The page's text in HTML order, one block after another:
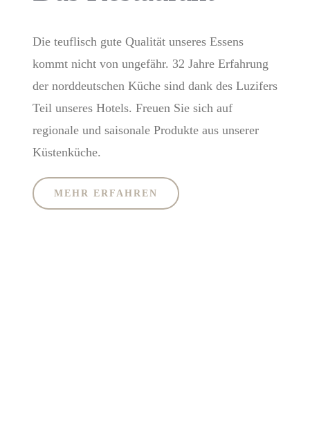
Die teuflisch gute Qualität unseres Essens
kommt nicht von ungefähr. 32 Jahre Erfahrung
der norddeutschen Küche sind dank des Luzifers
Teil unseres Hotels. Freuen Sie sich auf
regionale und saisonale Produkte aus unserer
Küstenküche.
MEHR ERFAHREN